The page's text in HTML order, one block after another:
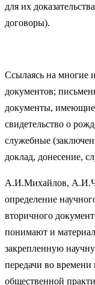
для их
договоры).
Ссылаясь на многие
документов;
документы, имеющие
свидетельство о
служебные
доклад, донесение,
А.И.Михайлов,
определение
вторичного
понимают и
закрепленную
передачи во времени
общественной